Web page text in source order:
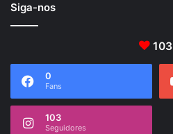
Siga-nos
103
0
Fans
103
Seguidores